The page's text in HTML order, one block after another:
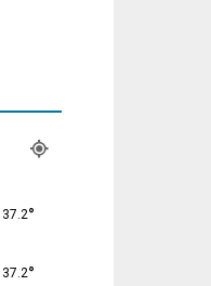
37.2°
37.2°